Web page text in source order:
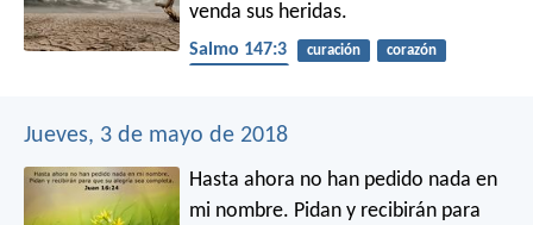
venda sus heridas.
Salmo 147:3 curación
corazón
Jueves, 3 de mayo de 2018
Hasta ahora no han pedido nada en
mi nombre. Pidan y recibirán para